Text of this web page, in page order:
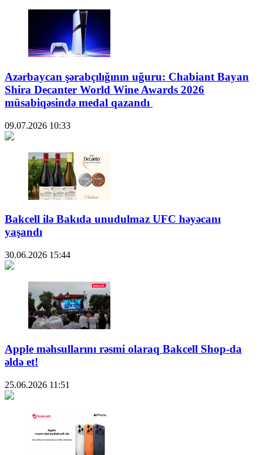
Azərbaycan şərabçılığının uğuru: Chabiant Bayan
Shira Decanter World Wine Awards 2026
müsabiqəsində medal qazandı
09.07.2026 10:33
Bakcell ilə Bakıda unudulmaz UFC həyəcanı
yaşandı
30.06.2026 15:44
Apple məhsullarını rəsmi olaraq Bakcell Shop-da
əldə et!
25.06.2026 11:51